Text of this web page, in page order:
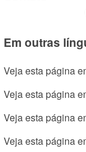
Em outras
Veja esta página
Veja esta página
Veja esta página
Veja esta página